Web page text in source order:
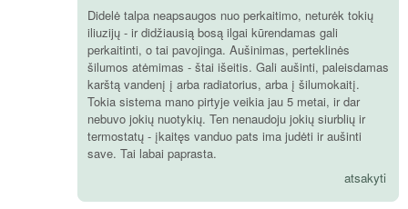
Didelė talpa neapsaugos nuo perkaitimo, neturėk tokių
iliuzijų - ir didžiausią bosą ilgai kūrendamas gali
perkaitinti, o tai pavojinga. Aušinimas, perteklinės
šilumos atėmimas - štai išeitis. Gali aušinti, paleisdamas
karštą vandenį į arba radiatorius, arba į šilumokaitį.
Tokia sistema mano pirtyje veikia jau 5 metai, ir dar
nebuvo jokių nuotykių. Ten nenaudoju jokių siurblių ir
termostatų - įkaitęs vanduo pats ima judėti ir aušinti
save. Tai labai paprasta.
atsakyti